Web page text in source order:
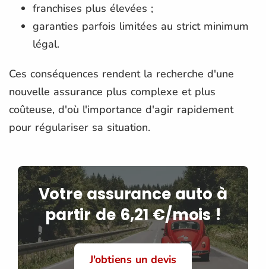
franchises plus élevées ;
garanties parfois limitées au strict minimum
légal.
Ces conséquences rendent la recherche d'une
nouvelle assurance plus complexe et plus
coûteuse, d'où l'importance d'agir rapidement
pour régulariser sa situation.
Votre assurance auto à
partir de 6,21 €/mois !
J'obtiens un devis